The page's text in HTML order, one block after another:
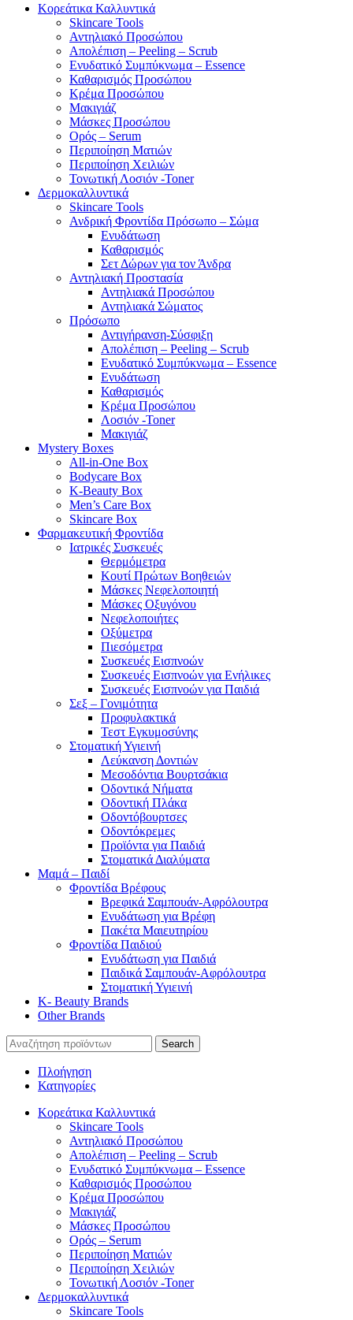
Κορεάτικα Καλλυντικά
Skincare Tools
Αντηλιακό Προσώπου
Απολέπιση – Peeling – Scrub
Ενυδατικό Συμπύκνωμα – Essence
Καθαρισμός Προσώπου
Κρέμα Προσώπου
Μακιγιάζ
Μάσκες Προσώπου
Ορός – Serum
Περιποίηση Ματιών
Περιποίηση Χειλιών
Τονωτική Λοσιόν -Toner
Δερμοκαλλυντικά
Skincare Tools
Ανδρική Φροντίδα Πρόσωπο – Σώμα
Ενυδάτωση
Καθαρισμός
Σετ Δώρων για τον Άνδρα
Αντηλιακή Προστασία
Αντηλιακά Προσώπου
Αντηλιακά Σώματος
Πρόσωπο
Αντιγήρανση-Σύσφιξη
Απολέπιση – Peeling – Scrub
Ενυδατικό Συμπύκνωμα – Essence
Ενυδάτωση
Καθαρισμός
Κρέμα Προσώπου
Λοσιόν -Toner
Μακιγιάζ
Mystery Boxes
All-in-One Box
Bodycare Box
K-Beauty Box
Men’s Care Box
Skincare Box
Φαρμακευτική Φροντίδα
Ιατρικές Συσκευές
Θερμόμετρα
Κουτί Πρώτων Βοηθειών
Μάσκες Νεφελοποιητή
Μάσκες Οξυγόνου
Νεφελοποιήτες
Οξύμετρα
Πιεσόμετρα
Συσκευές Εισπνοών
Συσκευές Εισπνοών για Ενήλικες
Συσκευές Εισπνοών για Παιδιά
Σεξ – Γονιμότητα
Προφυλακτικά
Τεστ Εγκυμοσύνης
Στοματική Υγιεινή
Λεύκανση Δοντιών
Μεσοδόντια Βουρτσάκια
Οδοντικά Νήματα
Οδοντική Πλάκα
Οδοντόβουρτσες
Οδοντόκρεμες
Προϊόντα για Παιδιά
Στοματικά Διαλύματα
Μαμά – Παιδί
Φροντίδα Βρέφους
Βρεφικά Σαμπουάν-Αφρόλουτρα
Ενυδάτωση για Βρέφη
Πακέτα Μαιευτηρίου
Φροντίδα Παιδιού
Ενυδάτωση για Παιδιά
Παιδικά Σαμπουάν-Αφρόλουτρα
Στοματική Υγιεινή
K- Beauty Brands
Other Brands
Search
Πλοήγηση
Κατηγορίες
Κορεάτικα Καλλυντικά
Skincare Tools
Αντηλιακό Προσώπου
Απολέπιση – Peeling – Scrub
Ενυδατικό Συμπύκνωμα – Essence
Καθαρισμός Προσώπου
Κρέμα Προσώπου
Μακιγιάζ
Μάσκες Προσώπου
Ορός – Serum
Περιποίηση Ματιών
Περιποίηση Χειλιών
Τονωτική Λοσιόν -Toner
Δερμοκαλλυντικά
Skincare Tools